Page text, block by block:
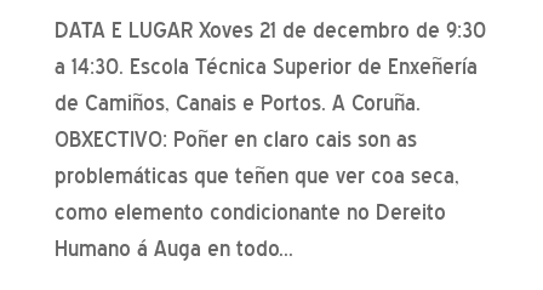
DATA E LUGAR Xoves 21 de decembro de 9:30
a 14:30. Escola Técnica Superior de Enxeñería
de Camiños, Canais e Portos. A Coruña.
OBXECTIVO: Poñer en claro cais son as
problemáticas que teñen que ver coa seca,
como elemento condicionante no Dereito
Humano á Auga en todo...